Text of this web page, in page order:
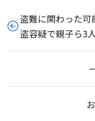
盗難に関わった
盗容疑で親子ら3